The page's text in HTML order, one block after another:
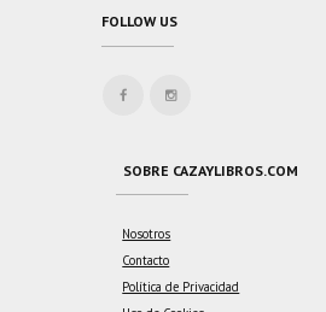
FOLLOW US
SOBRE CAZAYLIBROS.COM
Nosotros
Contacto
Política de Privacidad